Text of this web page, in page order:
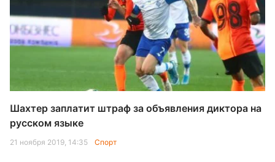
Шахтер заплатит штраф за объявления диктора на
русском языке
21 ноября 2019, 14:35 Спорт